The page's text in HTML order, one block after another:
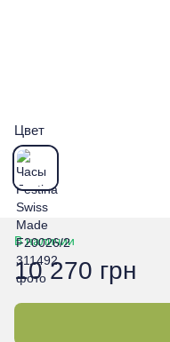
Цвет
В наличии
10 270 грн